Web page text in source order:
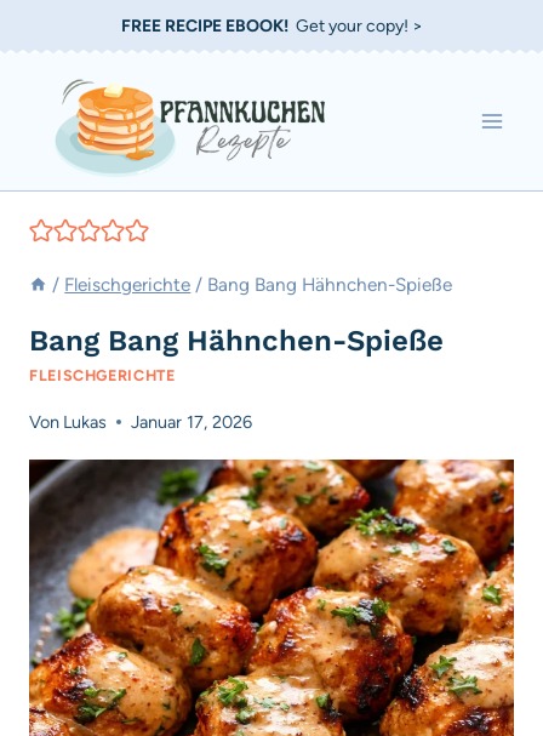
Inhalt
springen
FREE RECIPE EBOOK!Get your copy! >
/ Fleischgerichte / Bang Bang Hähnchen-Spieße
Bang Bang Hähnchen-Spieße
FLEISCHGERICHTE
Von Lukas Januar 17, 2026